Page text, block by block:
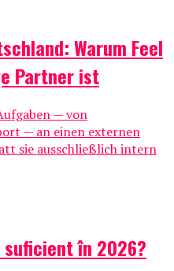
Warum Feel
Partner ist
— von
— an einen externen
sie ausschließlich intern
suficient în 2026?